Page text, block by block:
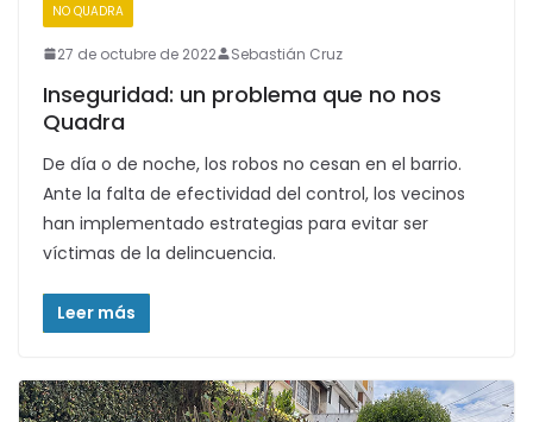
NO QUADRA
27 de octubre de 2022 Sebastián Cruz
Inseguridad: un problema que no nos
Quadra
De día o de noche, los robos no cesan en el barrio.
Ante la falta de efectividad del control, los vecinos
han implementado estrategias para evitar ser
víctimas de la delincuencia.
Leer más